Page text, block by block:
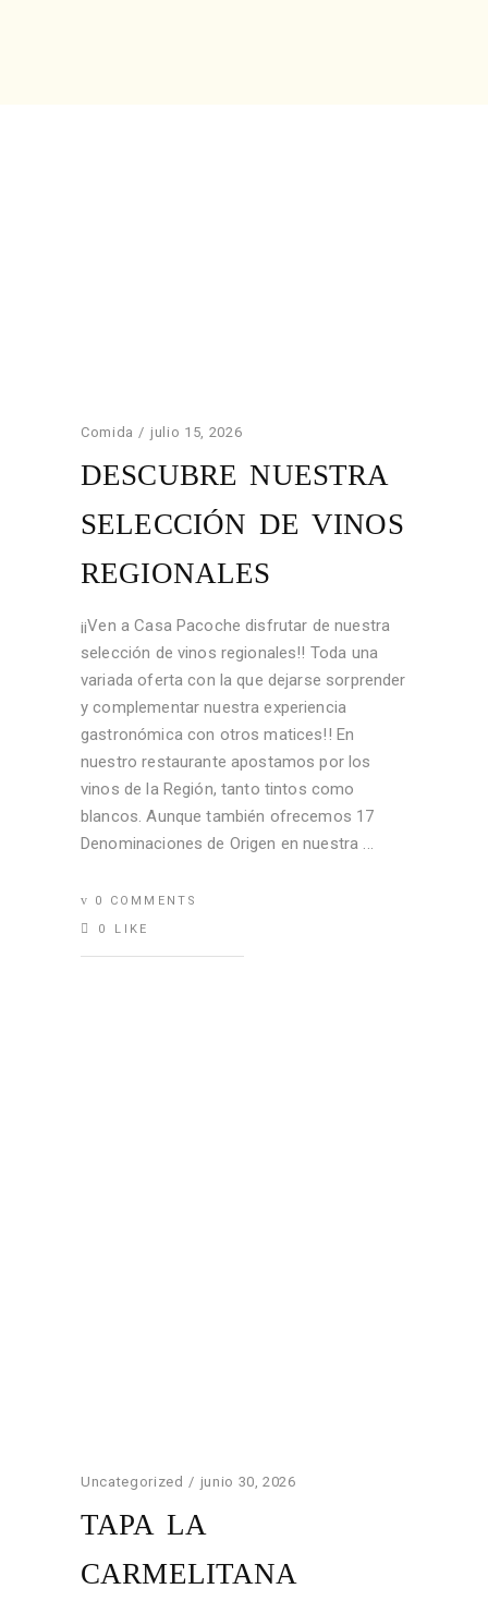
Comida julio 15, 2026
DESCUBRE NUESTRA
SELECCIÓN DE VINOS
REGIONALES
¡¡Ven a Casa Pacoche disfrutar de nuestra
selección de vinos regionales!! Toda una
variada oferta con la que dejarse sorprender
y complementar nuestra experiencia
gastronómica con otros matices!! En
nuestro restaurante apostamos por los
vinos de la Región, tanto tintos como
blancos. Aunque también ofrecemos 17
Denominaciones de Origen en nuestra
0 COMMENTS
0
LIKE
Uncategorized junio 30, 2026
TAPA LA
CARMELITANA